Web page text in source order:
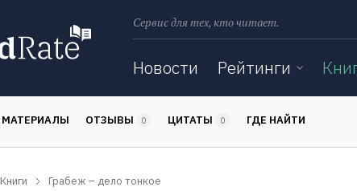
Сервис для тех, кто читает.
Новости Рейтинги
МАТЕРИАЛЫ ОТЗЫВЫ 0 ЦИТАТЫ 0 ГДЕ НАЙТИ
Книги Грабеж – дело тонкое